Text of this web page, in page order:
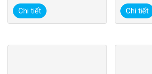
Chi tiết Chi tiết